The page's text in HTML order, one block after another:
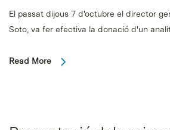
El passat dijous 7 d'octubre el director
Soto, va fer efectiva la donació d'un
Read More